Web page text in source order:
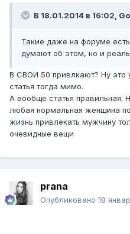
В 18.01.2014 в 16:02,
Такие даже на форуме
думают об этом, но и
В СВОИ 50 привлкают? Ну
статья тогда мимо.
А вообще статья правильная.
любая нормальная женщина
жизнь привлекать мужчину
очевидные вещи
prana
Опубликовано 18